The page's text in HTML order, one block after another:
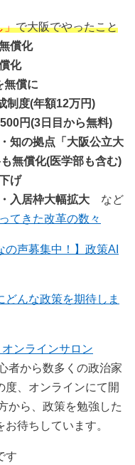
」で大阪でやったこと
償化
化
無償に
制度(年額12万円)
円(3日目から無料)
知の拠点「大阪公立大
無償化(医学部も含む)
げ
入居枠大幅拡大 など
てきた改革の数々
の声募集中！】政策AI
どんな政策を期待しま
オンラインサロン
者から数多くの政治家
度、オンラインにて開
から、政策を勉強した
待ちしています。
す